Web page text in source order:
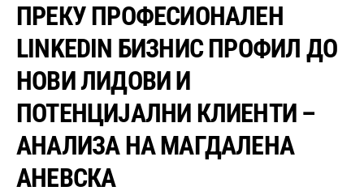
ПРЕКУ ПРОФЕСИОНАЛЕН
LINKEDIN БИЗНИС ПРОФИЛ ДО
НОВИ ЛИДОВИ И
ПОТЕНЦИЈАЛНИ КЛИЕНТИ –
АНАЛИЗА НА МАГДАЛЕНА
АНЕВСКА